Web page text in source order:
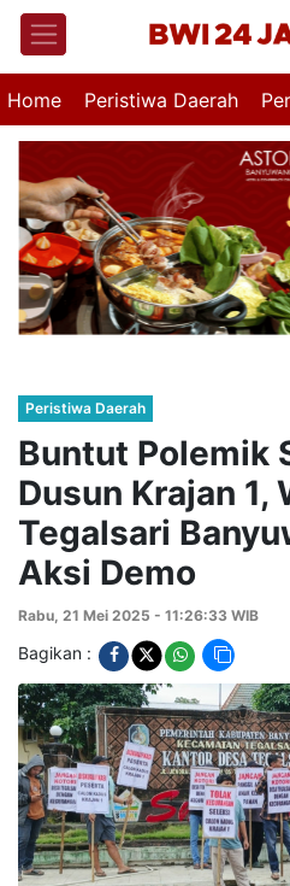
Home Peristiwa Daerah
Peristiwa Daerah
Buntut Polemik
Dusun Krajan 1,
Tegalsari
Aksi Demo
Rabu, 21 Mei 2025 - 11:26:33 WIB
Bagikan :